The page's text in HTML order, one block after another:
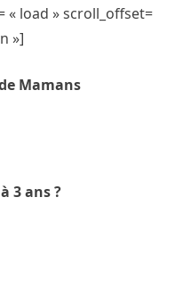
« load » scroll_offset=
»]
Mamans
3 ans ?